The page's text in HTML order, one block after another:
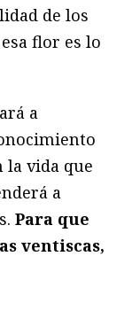
de los
flor es lo
a
la vida que
a
Para que
ventiscas,